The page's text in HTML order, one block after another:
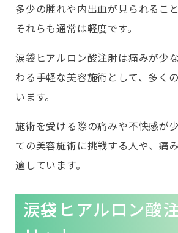
多少の腫れや内出血が見られるこ
それらも通常は軽度です。
涙袋ヒアルロン酸注射は痛みが少
わる手軽な美容施術として、多く
います。
施術を受ける際の痛みや不快感が
ての美容施術に挑戦する人や、痛
適しています。
涙袋ヒアルロン酸